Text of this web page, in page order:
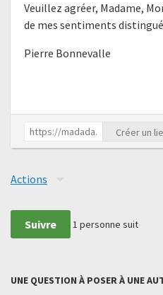
Veuillez agréer, Madame,
de mes sentiments
Pierre Bonnevalle
Créer un
Actions
Suivre 1 personne suit
UNE QUESTION À POSER À UNE